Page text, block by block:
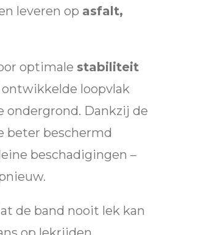
leveren op asfalt,
optimale stabiliteit
loopvlak
ondergrond. Dankzij de
beter beschermd
beschadigingen –
de band nooit lek kan